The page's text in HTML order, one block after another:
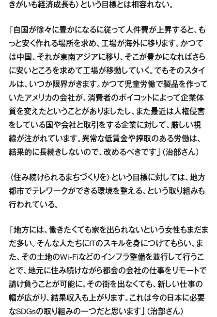
きがいも経済成長も〉という目標とは相容れない。
「自国が徐々に豊かになるに従って人件費が上昇すると、も
っと安く作れる場所を求め、工場が海外に移ります。かつて
は中国、それが東南アジアに移り、そこが豊かになればさら
に安いところを求めて工場が移動していく。でもそのスタイ
ルは、いつか限界がきます。かつて児童労働で製品を作って
いたアメリカの会社が、消費者のボイコットによって企業体
質を変えたということがありましたし、また最近は人権侵害
をしている国や会社と取引をする企業に対して、厳しい視
線が注がれています。異常な低賃金や搾取のある労働は、
結果的に長続きしないので、改めるべきです」（治部さん）
〈住み続けられるまちづくりを〉という目標に対しては、地方
都市でテレワークができる環境を整える、という取り組みも
行われている。
「地方には、働きたくても家を出られないという女性もまだま
だ多い。そんな人たちにITのスキルを身につけてもらい、ま
た、その土地のWi‐Fiなどのインフラ整備を並行して行うこ
とで、地元に住み続けながら都会の会社の仕事をリモートで
請け負うことが可能に。その街を出なくても、新しい仕事の
幅が広がり、結果収入も上がります。これは今の日本に必要
なSDGsの取り組みの一つだと思います」（治部さん）